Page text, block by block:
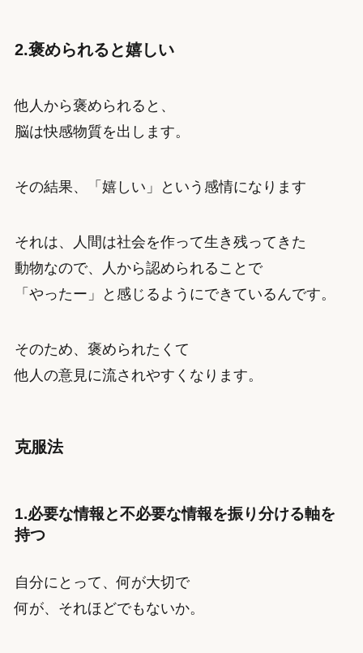
2.褒められると嬉しい
他人から褒められると、
脳は快感物質を出します。
その結果、「嬉しい」という感情になります
それは、人間は社会を作って生き残ってきた
動物なので、人から認められることで
「やったー」と感じるようにできているんです。
そのため、褒められたくて
他人の意見に流されやすくなります。
克服法
1.必要な情報と不必要な情報を振り分ける軸を
持つ
自分にとって、何が大切で
何が、それほどでもないか。